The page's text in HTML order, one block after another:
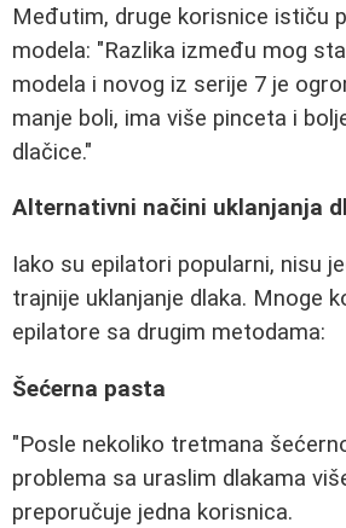
Međutim, druge korisnice ističu
modela: "Razlika između mog
modela i novog iz serije 7 je
manje boli, ima više pinceta i
dlačice."
Alternativni načini uklanjanja
Iako su epilatori popularni, nisu
trajnije uklanjanje dlaka. Mnoge
epilatore sa drugim metodama:
Šećerna pasta
"Posle nekoliko tretmana
problema sa uraslim dlakama
preporučuje jedna korisnica.